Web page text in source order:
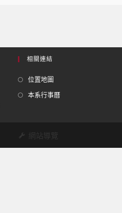
相關連結
位置地圖
本系行事曆
網站導覽